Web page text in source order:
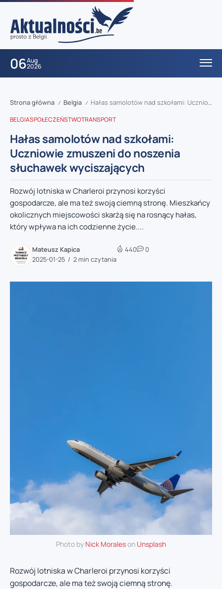
06Aug
2026
Strona główna / Belgia / Hałas samolotów nad szkołami: Uczniowie zmuszeni do noszenia słuchawek wyciszających
BELGIASPOŁECZEŃSTWOTRANSPORT
Hałas samolotów nad szkołami:
Uczniowie zmuszeni do noszenia
słuchawek wyciszających
Rozwój lotniska w Charleroi przynosi korzyści
gospodarcze, ale ma też swoją ciemną stronę. Mieszkańcy
okolicznych miejscowości skarżą się na rosnący hałas,
który wpływa na ich codzienne życie....
Mateusz Kapica
2025-01-25
2 min czytania
440 0
Photo by Nick Moraleson Unsplash
Rozwój lotniska w Charleroi przynosi korzyści
gospodarcze, ale ma też swoją ciemną stronę.